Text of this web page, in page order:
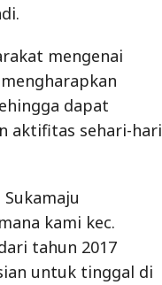
mengenai
dapat
aktifitas sehari-hari
kami kec.
tahun 2017
untuk tinggal di